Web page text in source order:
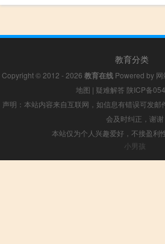
教育分类
Copyright © 2012 - 2026 教育在线 Powered by
地图 | 疑难解答 陕ICP备
声明：本站内容来自互联网，如信息有错误可发
会及时纠正，谢谢
本站仅为个人兴趣爱好，不接盈利
小男孩